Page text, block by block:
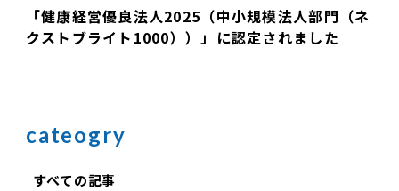
「健康経営優良法人2025（中小規模法人部門（ネ
クストブライト1000））」に認定されました
cateogry
すべての記事